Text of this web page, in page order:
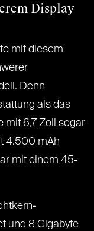
Display
mit diesem
Denn
als das
mit 6,7 Zoll sogar
4.500 mAh
mit einem 45-
und 8 Gigabyte